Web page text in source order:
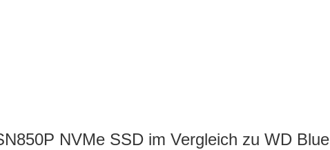
NVMe SSD im Vergleich zu WD Blue